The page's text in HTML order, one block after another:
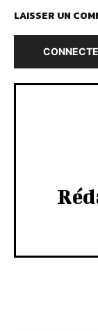
LAISSER UN